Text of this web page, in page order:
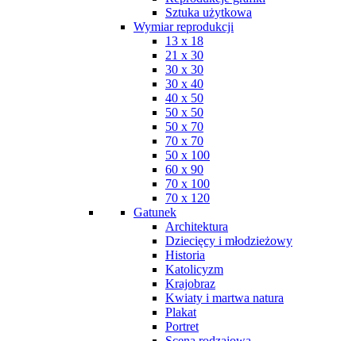
Sztuka użytkowa
Wymiar reprodukcji
13 x 18
21 x 30
30 x 30
30 x 40
40 x 50
50 x 50
50 x 70
70 x 70
50 x 100
60 x 90
70 x 100
70 x 120
Gatunek
Architektura
Dziecięcy i młodzieżowy
Historia
Katolicyzm
Krajobraz
Kwiaty i martwa natura
Plakat
Portret